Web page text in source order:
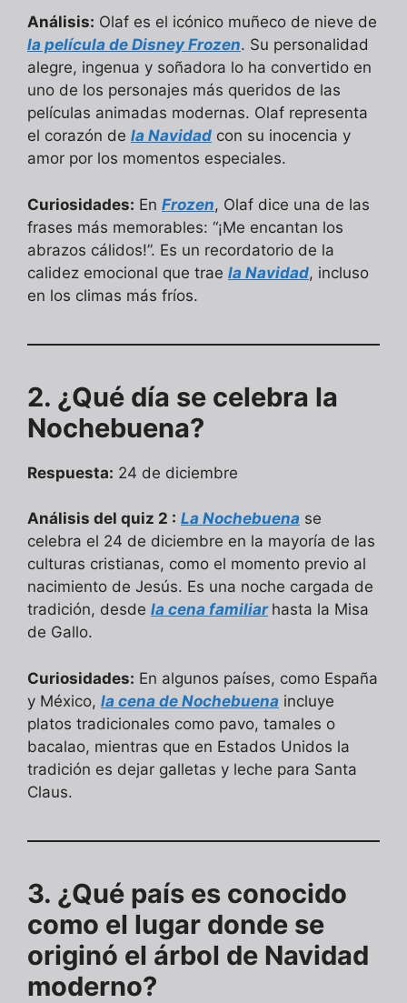
Análisis: Olaf es el icónico muñeco de nieve de
la película de Disney Frozen. Su personalidad
alegre, ingenua y soñadora lo ha convertido en
uno de los personajes más queridos de las
películas animadas modernas. Olaf representa
el corazón de la Navidad con su inocencia y
amor por los momentos especiales.
Curiosidades: En Frozen, Olaf dice una de las
frases más memorables: “¡Me encantan los
abrazos cálidos!”. Es un recordatorio de la
calidez emocional que trae la Navidad, incluso
en los climas más fríos.
2. ¿Qué día se celebra la
Nochebuena?
Respuesta: 24 de diciembre
Análisis del quiz 2 : La Nochebuena se
celebra el 24 de diciembre en la mayoría de las
culturas cristianas, como el momento previo al
nacimiento de Jesús. Es una noche cargada de
tradición, desde la cena familiar hasta la Misa
de Gallo.
Curiosidades: En algunos países, como España
y México, la cena de Nochebuena incluye
platos tradicionales como pavo, tamales o
bacalao, mientras que en Estados Unidos la
tradición es dejar galletas y leche para Santa
Claus.
3. ¿Qué país es conocido
como el lugar donde se
originó el árbol de Navidad
moderno?